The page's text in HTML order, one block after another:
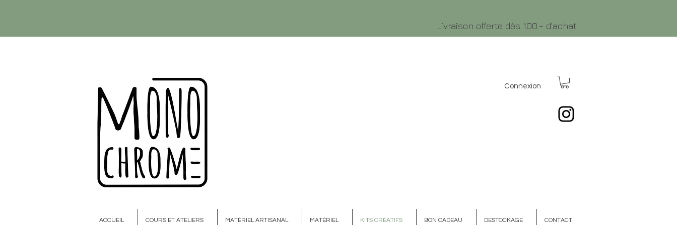
Livraison offerte dès 100.- d'achat
Connexion
ACCUEIL COURS ET ATELIERS MATÉRIEL ARTISANAL MATÉRIEL KITS CRÉATIFS BON CADEAU DESTOCKAGE CONTACT